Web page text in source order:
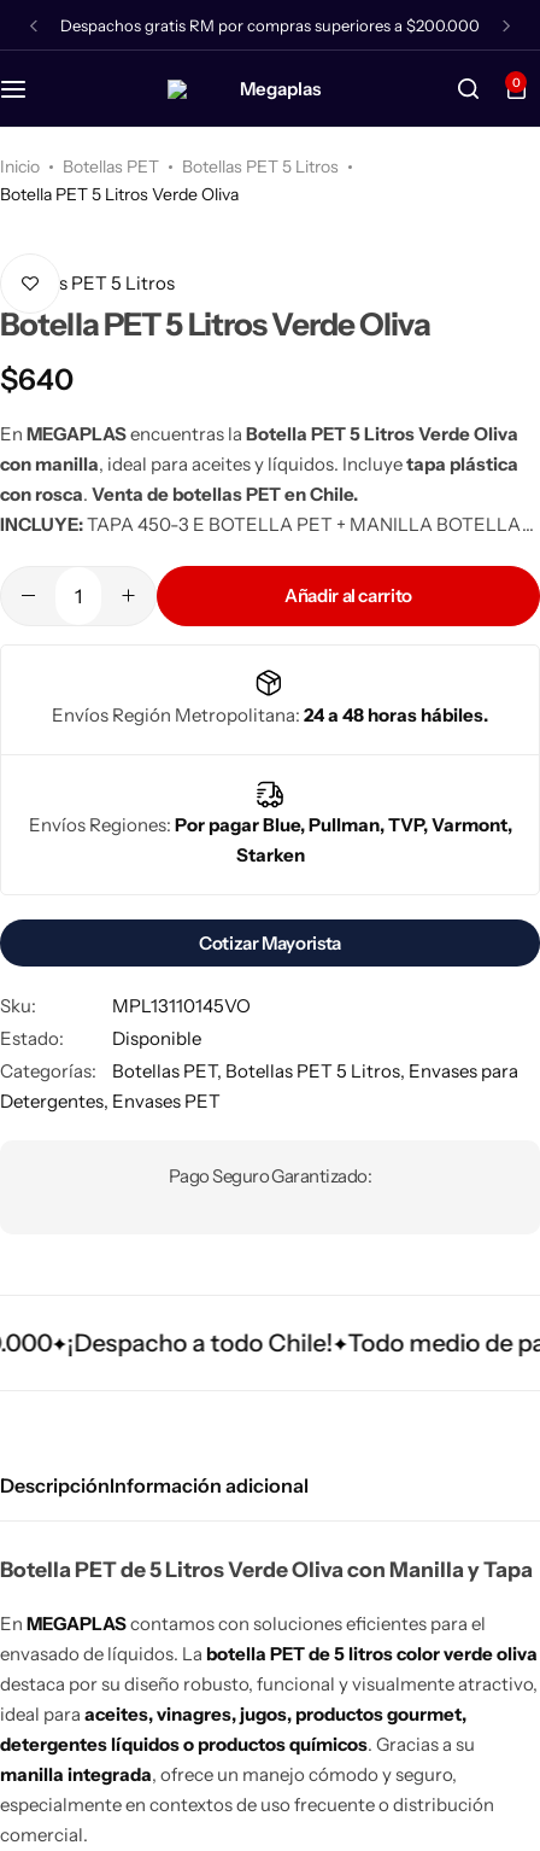
Despachos gratis RM por compras superiores a $200.000
0
Inicio Botellas PET
Botellas PET 5 Litros
Botella PET 5 Litros Verde Oliva
Botellas PET 5 Litros
Botella PET 5 Litros Verde Oliva
$640
En MEGAPLASencuentras la Botella PET 5 Litros Verde Oliva
con manilla, ideal para aceites y líquidos. Incluyetapa plástica
con rosca. Venta de botellas PET en Chile.
INCLUYE:TAPA 450-3 E BOTELLA PET + MANILLA BOTELLA
Añadir al carrito
Envíos Región Metropolitana: 24 a 48 horas hábiles.
Envíos Regiones: Por pagar Blue, Pullman, TVP, Varmont,
Starken
Cotizar Mayorista
Sku:
MPL13110145VO
Estado:
Disponible
Categorías:
Botellas PET, Botellas PET 5 Litros, Envases para
Detergentes, Envases PET
Pago Seguro Garantizado:
¡Despacho a todo Chile! Todo medio de pago
DescripciónInformación adicional
Botella PET de 5 Litros Verde Oliva con Manilla y Tapa
En MEGAPLAScontamos con soluciones eficientes para el
envasado de líquidos. La botella PET de 5 litros color verde oliva
destaca por su diseño robusto, funcional y visualmente atractivo,
ideal para aceites, vinagres, jugos, productos gourmet,
detergentes líquidos o productos químicos. Gracias a su
manilla integrada, ofrece un manejo cómodo y seguro,
especialmente en contextos de uso frecuente o distribución
comercial.
Balde Plástico 4 Litros
Balde Plástico 5 Litros
Balde Plástico 10 Litros
Balde Plástico 20 Litros
Balde Plástico 65 Litros
Bidones Combustibles
Bidones Plásticos 3 Litros
Bidones Plásticos 5 Litros
Bidones Plásticos 20 Litros
Bidones Plásticos 25 Litros
Bidones Plásticos 35 Litros
Bidones Plásticos 50 Litros
Bidones Plásticos 60 Litros
Botellas PET 50 cc
Botellas PET 70 cc
Botellas PET 100 cc
Botellas PET 250 cc
Botellas PET 300 cc
Botellas PET 500 cc
Botellas PET 125 cc
Botellas PET 1 Litro
Botellas PET 1.5 Litros
Botellas PET 5 Litros
Rollos Film Stretch Negro
Rollos Film Transparente
Cajones Cosecheros
Bandeja Cosechera Plegable
Ratán
Jaboneras
Envases para Detergentes
Basureros
Botellones Agua Purificada